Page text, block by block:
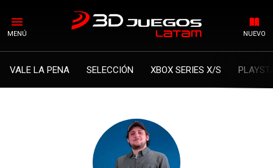
MENÚ NUEVO
VALE LA PENA SELECCIÓN XBOX SERIES X/S